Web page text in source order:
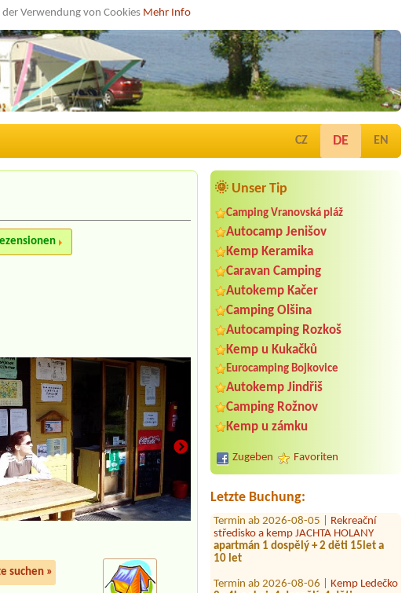
Verwendung von Cookies Mehr Info
CZ DE EN
🌞 Unser Tip
Camping Vranovská pláž
Autocamp Jenišov
Kemp Keramika
Caravan Camping
Autokemp Kačer
Camping Olšina
Autocamping Rozkoš
Kemp u Kukačků
Eurocamping Bojkovice
Autokemp Jindřiš
Camping Rožnov
Kemp u zámku
Zugeben Favoriten
Letzte Buchung:
Termin ab 2026-08-13 |
Erika
1 person + 1 small camping-car
Termin ab 2026-08-17 |Kemp Oáza
1 Stellplatz mit Strom ,1 Person
Termin ab 2026-08-05 |
apartmán 1 dospělý + 2 děti 15let a
10 let
Termin ab 2026-08-06 |
náš karavan.
suchen »